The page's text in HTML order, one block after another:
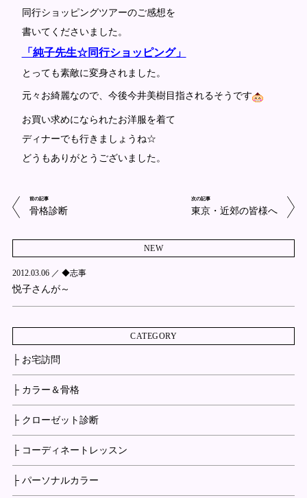
同行ショッピングツアーのご感想を
書いてくださいました。
「純子先生☆同行ショッピング」
とっても素敵に変身されました。
元々お綺麗なので、今後今井美樹目指されるそうです
お買い求めになられたお洋服を着て
ディナーでも行きましょうね☆
どうもありがとうございました。
前の記事
骨格診断
次の記事
東京・近郊の皆様へ
NEW
2012.03.06 ／ ◆志事
悦子さんが～
CATEGORY
├ お宅訪問
├ カラー＆骨格
├ クローゼット診断
├ コーディネートレッスン
├ パーソナルカラー